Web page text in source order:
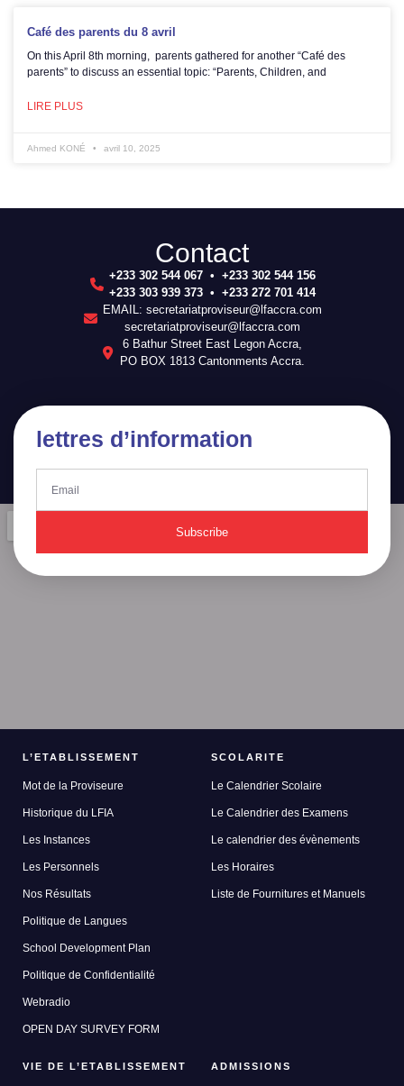
Café des parents du 8 avril
On this April 8th morning, parents gathered for another “Café des
parents” to discuss an essential topic: “Parents, Children, and
LIRE PLUS
Ahmed KONÉ avril 10, 2025
Contact
+233 302 544 067 • +233 302 544 156
+233 303 939 373 • +233 272 701 414
EMAIL: secretariatproviseur@lfaccra.com
secretariatproviseur@lfaccra.com
6 Bathur Street East Legon Accra,
PO BOX 1813 Cantonments Accra.
lettres d’information
Subscribe
L’ETABLISSEMENT
Mot de la Proviseure
Historique du LFIA
Les Instances
Les Personnels
Nos Résultats
Politique de Langues
School Development Plan
Politique de Confidentialité
Webradio
OPEN DAY SURVEY FORM
SCOLARITE
Le Calendrier Scolaire
Le Calendrier des Examens
Le calendrier des évènements
Les Horaires
Liste de Fournitures et Manuels
ADMISSIONS
VIE DE L’ETABLISSEMENT